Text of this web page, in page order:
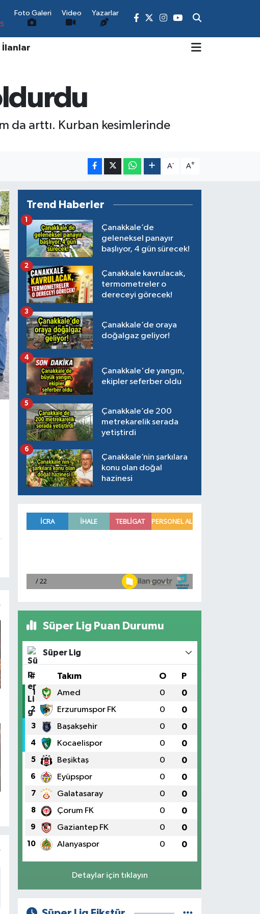
Foto Galeri Video Yazarlar
İlanlar
da arttı. Kurban kesimlerinde
A- A+
Trend Haberler
Çanakkale’de
geleneksel panayır
başlıyor, 4 gün sürecek!
1
Çanakkale kavrulacak,
termometreler o
dereceyi görecek!
2
Çanakkale’de oraya
doğalgaz geliyor!
3
Çanakkale'de yangın,
ekipler seferber oldu
4
Çanakkale’de 200
metrekarelik serada
yetiştirdi
5
Çanakkale’nin şarkılara
konu olan doğal
hazinesi
6
Süper Lig Puan Durumu
Süper Lig
# Takım O P
1 Amed 0 0
2 Erzurumspor FK 0 0
3 Başakşehir 0 0
4 Kocaelispor 0 0
5 Beşiktaş 0 0
6 Eyüpspor 0 0
7 Galatasaray 0 0
8 Çorum FK 0 0
9 Gaziantep FK 0 0
10 Alanyaspor 0 0
Detaylar için tıklayın